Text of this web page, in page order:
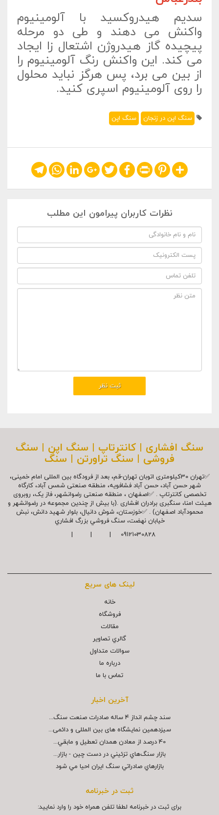
سدیم هیدروکسید با آلومینیوم
واکنش می دهند و طی دو مرحله
پیچیده گاز هیدروژن اشتعال زا ایجاد
می کند. این واکنش رنگ آلومینیوم را
از بین می برد، پس هرگز نباید محلول
را روی آلومینیوم اسپری کنید.
سنگ اپن در زنجان سنگ اپن
Share
Pinterest
Print
Facebook
Twitter
Google+
LinkedIn
WhatsApp
Telegram
نظرات کاربران پیرامون این مطلب
سنگ افشاری | کانترتاپ | سنگ اپن | سنگ
فروشی | سنگ تراورتن | سنگ
✅تهران 30کیلومتری اتوبان تهران-قم، بعد از فرودگاه بین المللی امام خمینی،
شهر حسن آباد، حسن آباد فشافویه، منطقه صنعتی شمس آباد، کارگاه
تخصصی کانترتاپ . ✅اصفهان ، منطقه صنعتی رضوانشهر، فاز یک، روبروی
هیئت امنا، سنگبری برادران افشاری .(با بیش از چندین مجموعه در رضوانشهر و
محمودآباد اصفهان) . ✅خوزستان، شوش دانیال، بلوار شهيد دانش، نبش
خیابان نهضت، سنگ فروشي بزرگ افشاري
09121030828 | | |
لینک های سریع
خانه
فروشگاه
مقالات
گالري تصاوير
سوالات متداول
درباره ما
تماس با ما
آخرین اخبار
سند چشم انداز ۴ ساله صادرات صنعت سنگ...
سیزدهمین نمایشگاه های بین المللی و دائمی...
40 درصد از معادن همدان تعطيل و مابقي...
بازار سنگ‌هاي تزئيني در دست چين - بازار...
بازارهاي صادراتي سنگ ايران احيا مي شود
ثبت در خبرنامه
برای ثبت در خبرنامه لطفا تلفن همراه خود را وارد نمایید: